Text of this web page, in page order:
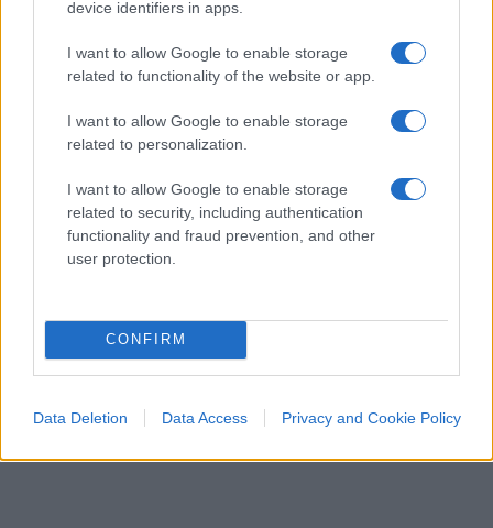
device identifiers in apps.
I want to allow Google to enable storage
related to functionality of the website or app.
I want to allow Google to enable storage
related to personalization.
I want to allow Google to enable storage
related to security, including authentication
functionality and fraud prevention, and other
user protection.
CONFIRM
Data Deletion Data Access Privacy and Cookie Policy
accusare Meloni di egoismo. Ma rimane una
domanda piuttosto semplice: se davvero a Ceuta è
tutto sotto controllo, perché gli stessi uomini che
devono difenderla continuano a chiedere rinforzi?
Prima di preoccuparsi delle frontiere italiane,
forse sarebbe meglio riuscire a difendere
quelle spagnole.